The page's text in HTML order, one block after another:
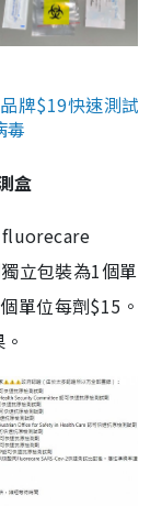
牌$19快速測試
毒
盒
fluorecare
立包裝為1個單
單位每劑$15。